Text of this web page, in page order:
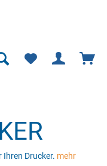
Ihren Drucker. mehr